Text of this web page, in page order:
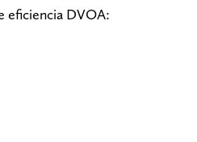
eficiencia DVOA: